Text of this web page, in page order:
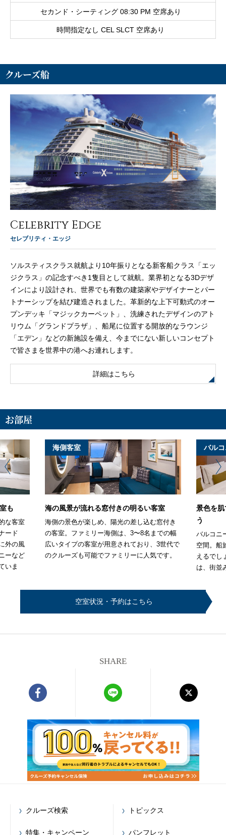
セカンド・シーティング 08:30 PM 空席あり
時間指定なし CEL SLCT 空席あり
クルーズ船
Celebrity Edge
セレブリティ・エッジ
ソルスティスクラス就航より10年振りとなる新客船クラス「エッ
ジクラス」の記念すべき1隻目として就航。業界初となる3Dデザ
インにより設計され、世界でも有数の建築家やデザイナーとパー
トナーシップを結び建造されました。革新的な上下可動式のオー
プンデッキ「マジックカーペット」、洗練されたデザインのアト
リウム「グランドプラザ」、船尾に位置する開放的なラウンジ
「エデン」などの新施設を備え、今までにない新しいコンセプト
で皆さまを世界中の港へお連れします。
詳細はこちら
お部屋
も
な客室
ード
外の風
ーなど
いま
海側客室
海の風景が流れる窓付きの明るい客室
海側の景色が楽しめ、陽光の差し込む窓付き
の客室。ファミリー海側は、3〜8名までの幅
広いタイプの客室が用意されており、3世代で
のクルーズも可能でファミリーに人気です。
バル
景色を
う
バルコニ
空間。船
えるでし
は、街並
空室状況・予約はこちら
SHARE
クルーズ検索
特集・キャンペーン
トピックス
パンフレット